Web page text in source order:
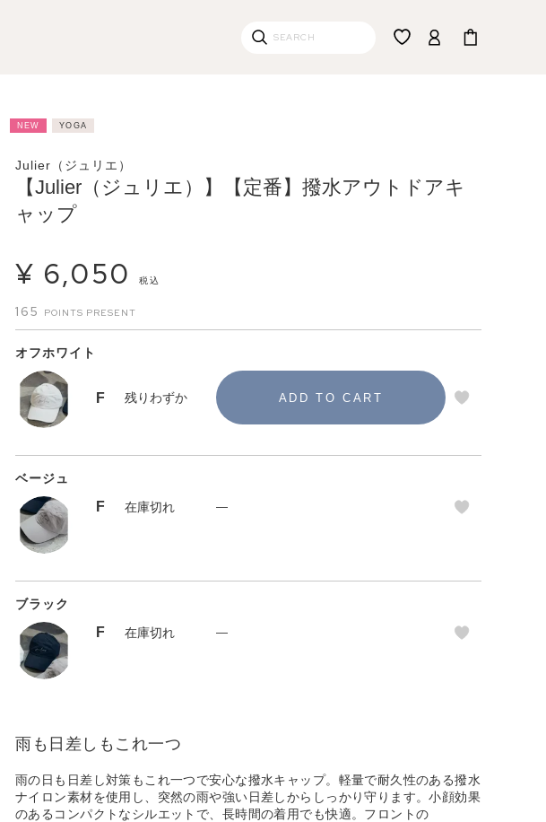
NEW YOGA
Julier（ジュリエ）
【Julier（ジュリエ）】【定番】撥水アウトドアキ
ャップ
¥ 6,050 税込
165
オフホワイト
F 残りわずか
ベージュ
F 在庫切れ —
ブラック
F 在庫切れ —
雨も日差しもこれ一つ
雨の日も日差し対策もこれ一つで安心な撥水キャップ。軽量で耐久性のある撥水
ナイロン素材を使用し、突然の雨や強い日差しからしっかり守ります。小顔効果
のあるコンパクトなシルエットで、長時間の着用でも快適。フロントの